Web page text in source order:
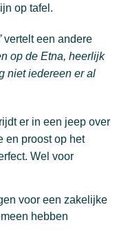
op tafel.
vertelt een andere
op de Etna, heerlijk
niet iedereen er al
er in een jeep over
en proost op het
Wel voor